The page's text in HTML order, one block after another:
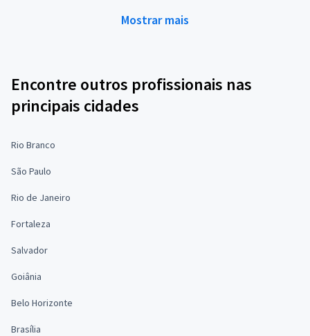
Mostrar mais
Encontre outros profissionais nas
principais cidades
Rio Branco
São Paulo
Rio de Janeiro
Fortaleza
Salvador
Goiânia
Belo Horizonte
Brasília